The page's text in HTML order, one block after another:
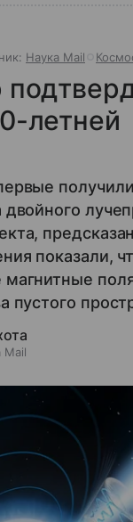
Наука Mail
летней
получили
двойного
показали,
магнитные
пустого
Mail